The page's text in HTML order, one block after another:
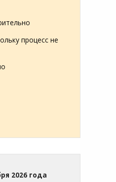
процесс не
2026 года